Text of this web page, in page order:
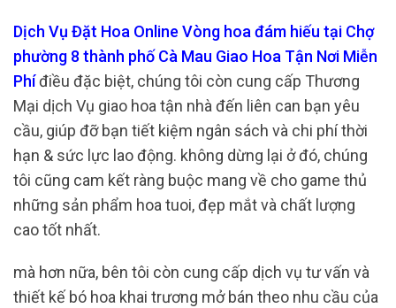
Dịch Vụ Đặt Hoa Online Vòng hoa đám hiếu tại Chợ
phường 8 thành phố Cà Mau Giao Hoa Tận Nơi Miễn
Phíđiều đặc biệt, chúng tôi còn cung cấp Thương
Mại dịch Vụ giao hoa tận nhà đến liên can bạn yêu
cầu, giúp đỡ bạn tiết kiệm ngân sách và chi phí thời
hạn & sức lực lao động. không dừng lại ở đó, chúng
tôi cũng cam kết ràng buộc mang về cho game thủ
những sản phẩm hoa tuoi, đẹp mắt và chất lượng
cao tốt nhất.
mà hơn nữa, bên tôi còn cung cấp dịch vụ tư vấn và
thiết kế bó hoa khai trương mở bán theo nhu cầu của